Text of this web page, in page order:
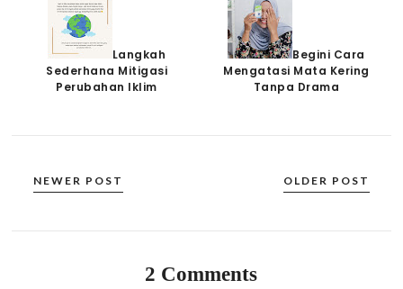
Langkah
Sederhana Mitigasi
Perubahan Iklim
Begini Cara
Mengatasi Mata Kering
Tanpa Drama
NEWER POST OLDER POST
2 Comments